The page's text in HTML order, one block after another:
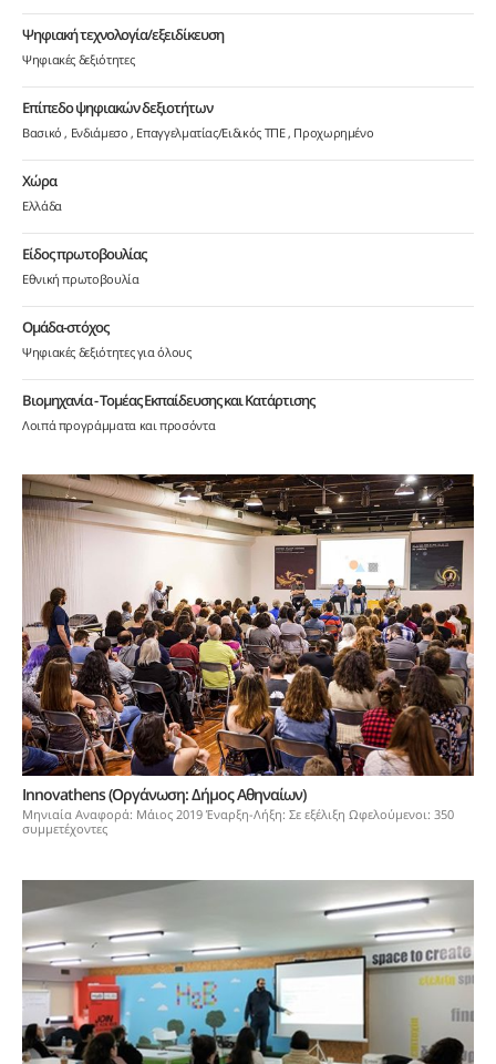
Ψηφιακή τεχνολογία/εξειδίκευση
Ψηφιακές δεξιότητες
Επίπεδο ψηφιακών δεξιοτήτων
Βασικό Ενδιάμεσο Επαγγελματίας/Ειδικός ΤΠΕ Προχωρημένο
Χώρα
Ελλάδα
Είδος πρωτοβουλίας
Εθνική πρωτοβουλία
Ομάδα-στόχος
Ψηφιακές δεξιότητες για όλους
Βιομηχανία - Τομέας Εκπαίδευσης και Κατάρτισης
Λοιπά προγράμματα και προσόντα
Innovathens (Οργάνωση: Δήμος Αθηναίων)
Μηνιαία Αναφορά: Μάιος 2019 Έναρξη-Λήξη: Σε εξέλιξη Ωφελούμενοι: 350
συμμετέχοντες